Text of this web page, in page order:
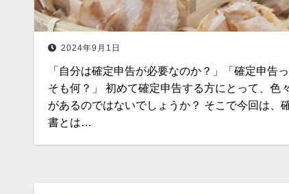
2024年9月1日
「自分は確定申告が必要なのか？」「確定申告
そも何？」 初めて確定申告する方にとって、色
があるのではないでしょうか？ そこで今回は、
書とは…